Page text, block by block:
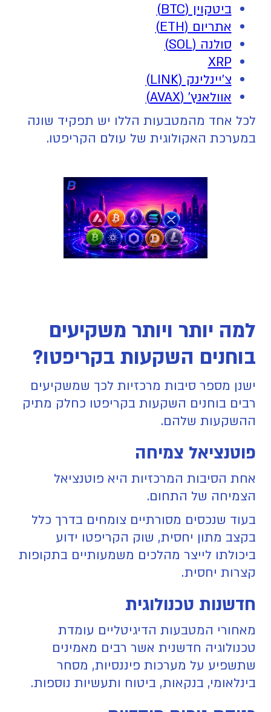
ביטקוין (BTC)
אתריום (ETH)
סולנה (SOL)
XRP
צ'יינלינק (LINK)
אוולאנץ' (AVAX)
לכל אחד מהמטבעות הללו יש תפקיד שונה
במערכת האקולוגית של עולם הקריפטו.
למה יותר ויותר משקיעים
בוחנים השקעות בקריפטו?
ישנן מספר סיבות מרכזיות לכך שמשקיעים
רבים בוחנים השקעות בקריפטו כחלק מתיק
ההשקעות שלהם.
פוטנציאל צמיחה
אחת הסיבות המרכזיות היא פוטנציאל
הצמיחה של התחום.
בעוד שנכסים מסורתיים צומחים בדרך כלל
בקצב מתון יחסית, שוק הקריפטו ידוע
ביכולתו לייצר מהלכים משמעותיים בתקופות
קצרות יחסית.
חדשנות טכנולוגית
מאחורי המטבעות הדיגיטליים עומדת
טכנולוגיה חדשנית אשר רבים מאמינים
שתשפיע על מערכות פיננסיות, מסחר
בינלאומי, בנקאות, ביטוח ותעשיות נוספות.